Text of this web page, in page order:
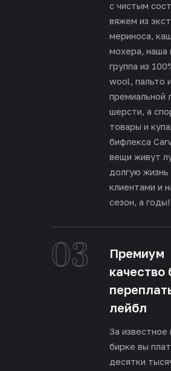
с чистым
вяжем из
мериноса,
мохера, наша
группа из
wool, пальто
премиальной
шерсти, а
товары и
бифлекса
вещи живут
долгую
клиентами и
сезон, а годы!
03
Премиум
качество
лейбл
За известное
бирке вы
десятки